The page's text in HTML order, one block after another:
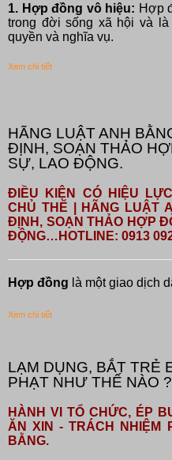
1. Hợp đồng vô hiệu: Hợp
trong đời sống xã hội và
quyền và nghĩa vụ.
Xem chi tiết
HÃNG LUẬT ANH
ĐỊNH, SOẠN THẢO
SỰ, LAO ĐỘNG.
ĐIỀU KIỆN CÓ HIỆU
CHỦ THỂ | HÃNG LUẬT
ĐỊNH, SOẠN THẢO HỢP
ĐỘNG…HOTLINE: 0913
Hợp đồng là một giao dịch
Xem chi tiết
LẠM DỤNG, BẮT TRẺ
PHẠT NHƯ THẾ NÀO ?
HÀNH VI TỔ CHỨC, ÉP
ĂN XIN - TRÁCH NHIỆM
BẰNG.